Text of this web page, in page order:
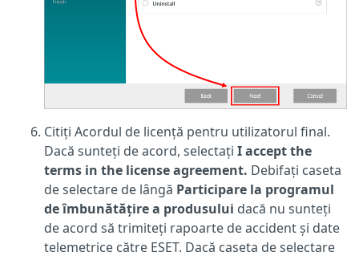
Citiți Acordul de licență pentru utilizatorul final.
Dacă sunteți de acord, selectați I accept the
terms in the license agreement. Debifați caseta
de selectare de lângă Participare la programul
de îmbunătățire a produsului dacă nu sunteți
de acord să trimiteți rapoarte de accident și date
telemetrice către ESET. Dacă caseta de selectare